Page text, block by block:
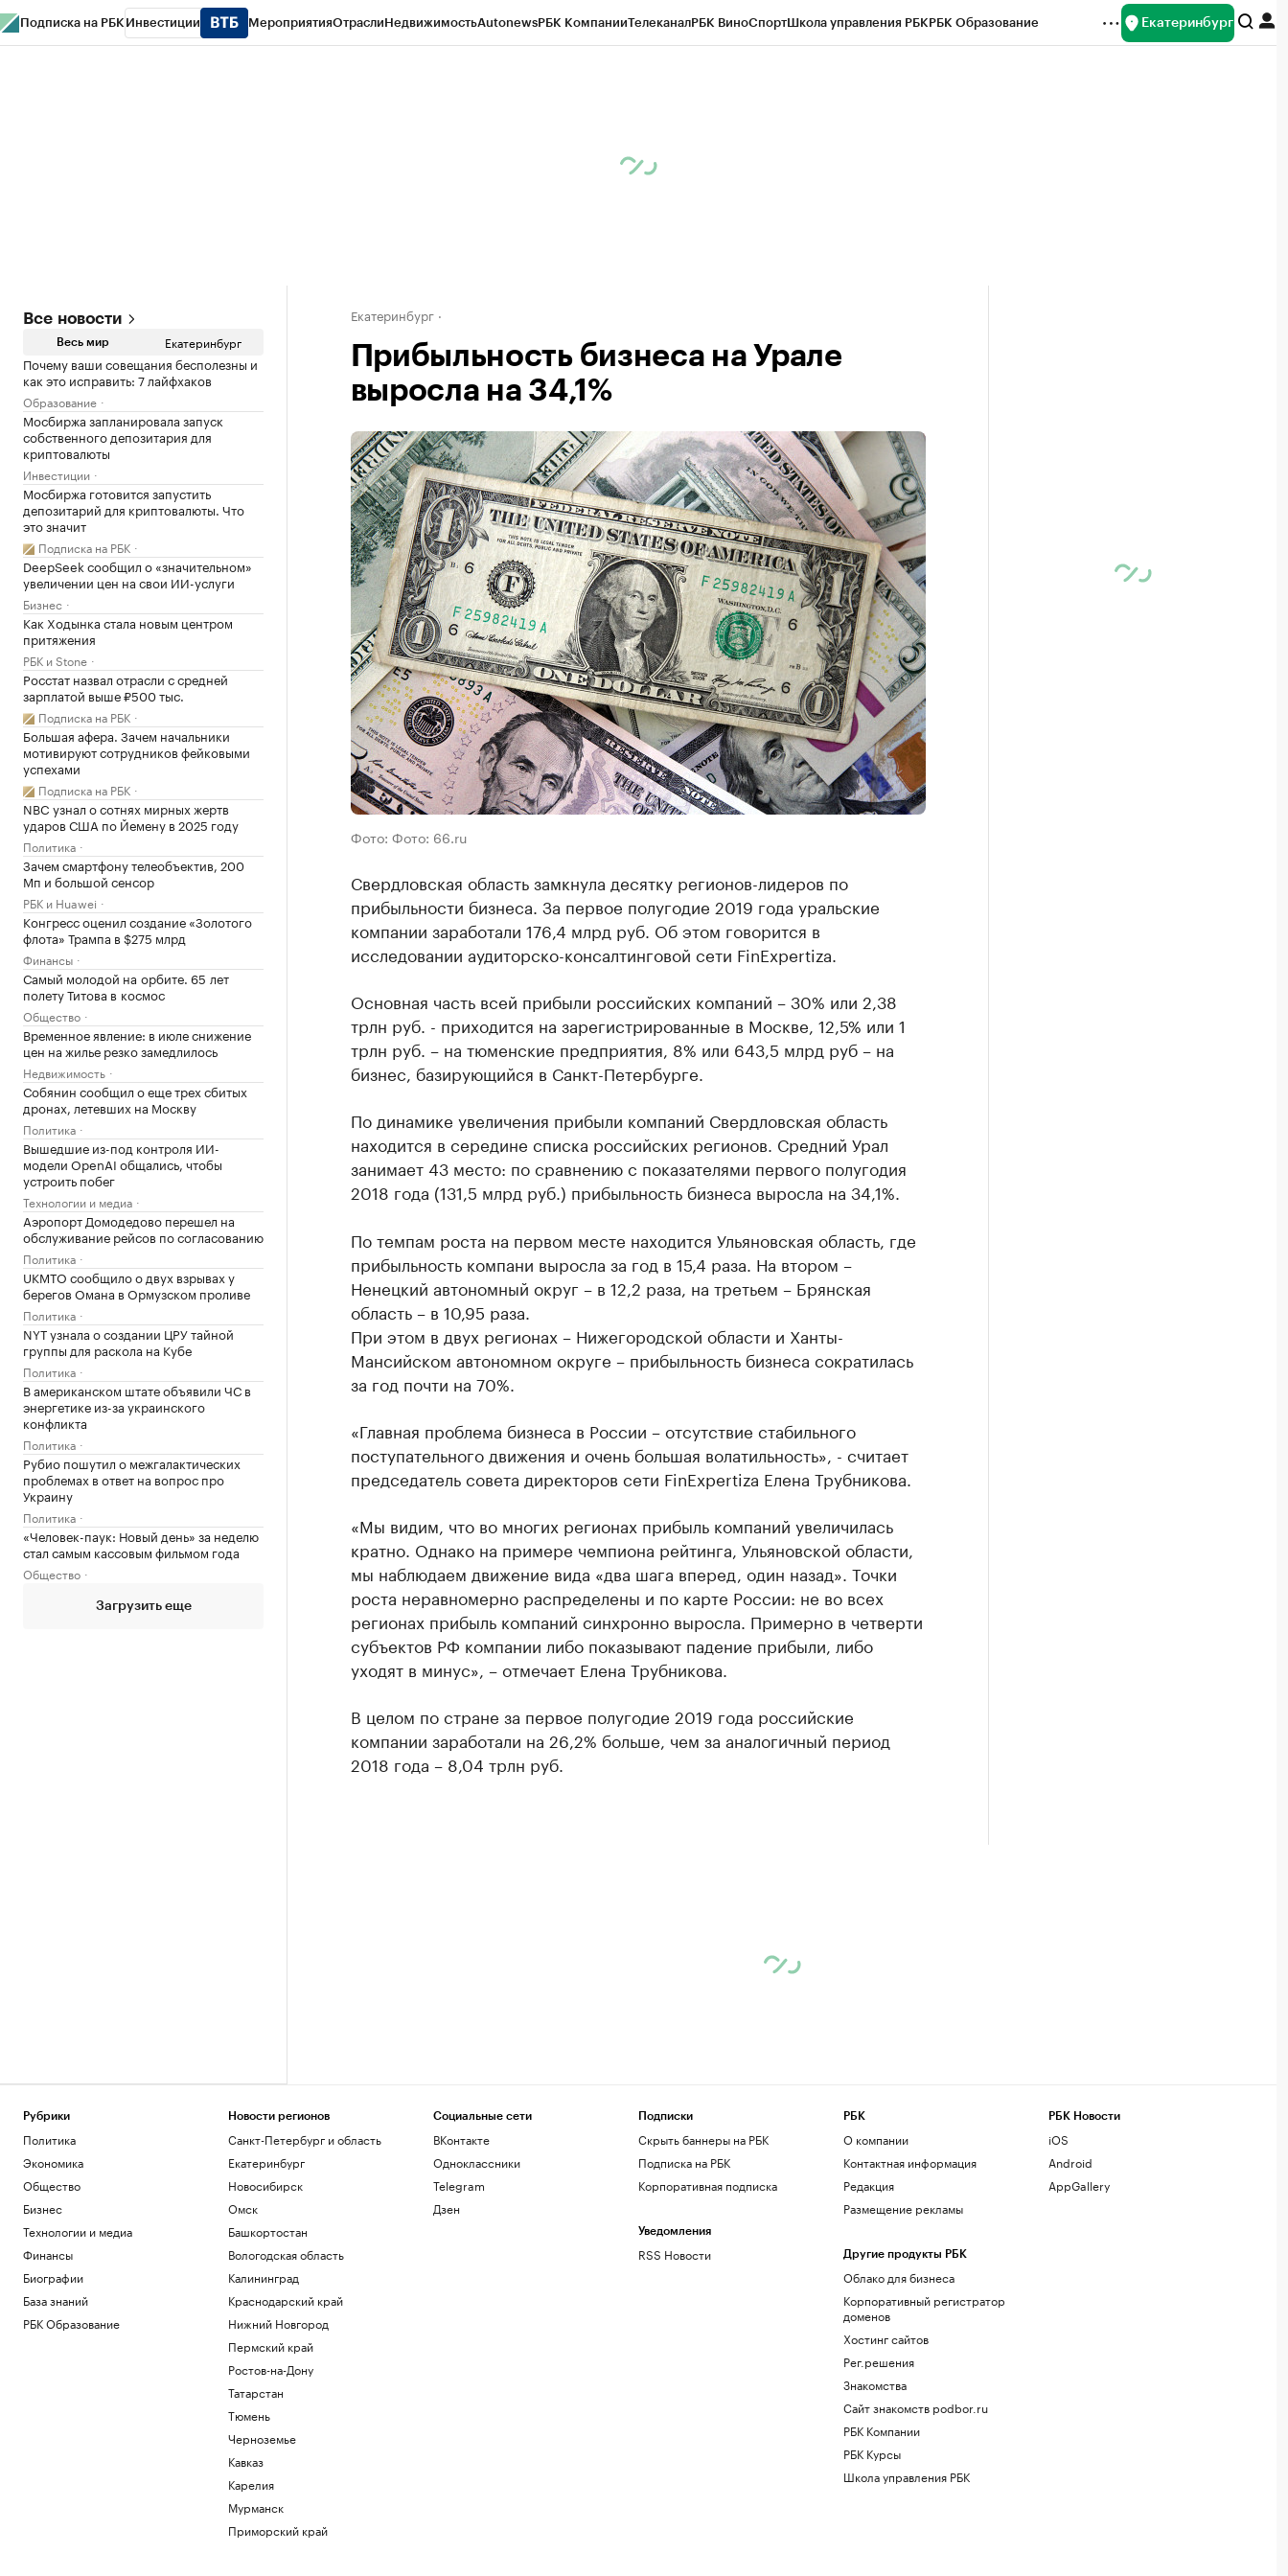
Подписка на РБК Инвестиции МероприятияОтраслиНедвижимостьAutonewsРБК КомпанииТелеканалРБК ВиноСпортШкола управления РБКРБК Образование Екатеринбург
Все новости
Весь мир Екатеринбург
Почему ваши совещания бесполезны и
как это исправить: 7 лайфхаков
Образование
Мосбиржа запланировала запуск
собственного депозитария для
криптовалюты
Инвестиции
Мосбиржа готовится запустить
депозитарий для криптовалюты. Что
это значит
Подписка на РБК
DeepSeek сообщил о «значительном»
увеличении цен на свои ИИ-услуги
Бизнес
Как Ходынка стала новым центром
притяжения
РБК и Stone
Росстат назвал отрасли с средней
зарплатой выше ₽500 тыс.
Подписка на РБК
Большая афера. Зачем начальники
мотивируют сотрудников фейковыми
успехами
Подписка на РБК
NBC узнал о сотнях мирных жертв
ударов США по Йемену в 2025 году
Политика
Зачем смартфону телеобъектив, 200
Мп и большой сенсор
РБК и Huawei
Конгресс оценил создание «Золотого
флота» Трампа в $275 млрд
Финансы
Самый молодой на орбите. 65 лет
полету Титова в космос
Общество
Временное явление: в июле снижение
цен на жилье резко замедлилось
Недвижимость
Собянин сообщил о еще трех сбитых
дронах, летевших на Москву
Политика
Вышедшие из-под контроля ИИ-
модели OpenAI общались, чтобы
устроить побег
Технологии и медиа
Аэропорт Домодедово перешел на
обслуживание рейсов по согласованию
Политика
UKMTO сообщило о двух взрывах у
берегов Омана в Ормузском проливе
Политика
NYT узнала о создании ЦРУ тайной
группы для раскола на Кубе
Политика
В американском штате объявили ЧС в
энергетике из-за украинского
конфликта
Политика
Рубио пошутил о межгалактических
проблемах в ответ на вопрос про
Украину
Политика
«Человек-паук: Новый день» за неделю
стал самым кассовым фильмом года
Общество
Загрузить еще
Екатеринбург
Прибыльность бизнеса на Урале
выросла на 34,1%
Фото: Фото: 66.ru
Свердловская область замкнула десятку регионов-лидеров по
прибыльности бизнеса. За первое полугодие 2019 года уральские
компании заработали 176,4 млрд руб. Об этом говорится в
исследовании аудиторско-консалтинговой сети FinExpertiza.
Основная часть всей прибыли российских компаний – 30% или 2,38
трлн руб. - приходится на зарегистрированные в Москве, 12,5% или 1
трлн руб. – на тюменские предприятия, 8% или 643,5 млрд руб – на
бизнес, базирующийся в Санкт-Петербурге.
По динамике увеличения прибыли компаний Свердловская область
находится в середине списка российских регионов. Средний Урал
занимает 43 место: по сравнению с показателями первого полугодия
2018 года (131,5 млрд руб.) прибыльность бизнеса выросла на 34,1%.
По темпам роста на первом месте находится Ульяновская область, где
прибыльность компани выросла за год в 15,4 раза. На втором –
Ненецкий автономный округ – в 12,2 раза, на третьем – Брянская
область – в 10,95 раза.
При этом в двух регионах – Нижегородской области и Ханты-
Мансийском автономном округе – прибыльность бизнеса сократилась
за год почти на 70%.
«Главная проблема бизнеса в России – отсутствие стабильного
поступательного движения и очень большая волатильность», - считает
председатель совета директоров сети FinExpertiza Елена Трубникова.
«Мы видим, что во многих регионах прибыль компаний увеличилась
кратно. Однако на примере чемпиона рейтинга, Ульяновской области,
мы наблюдаем движение вида «два шага вперед, один назад». Точки
роста неравномерно распределены и по карте России: не во всех
регионах прибыль компаний синхронно выросла. Примерно в четверти
субъектов РФ компании либо показывают падение прибыли, либо
уходят в минус», – отмечает Елена Трубникова.
В целом по стране за первое полугодие 2019 года российские
компании заработали на 26,2% больше, чем за аналогичный период
2018 года – 8,04 трлн руб.
Рубрики
Политика
Экономика
Общество
Бизнес
Технологии и медиа
Финансы
Биографии
База знаний
РБК Образование
Новости регионов
Санкт-Петербург и область
Екатеринбург
Новосибирск
Омск
Башкортостан
Вологодская область
Калининград
Краснодарский край
Нижний Новгород
Пермский край
Ростов-на-Дону
Татарстан
Тюмень
Черноземье
Кавказ
Карелия
Мурманск
Приморский край
Социальные сети
ВКонтакте
Одноклассники
Telegram
Дзен
Подписки
Скрыть баннеры на РБК
Подписка на РБК
Корпоративная подписка
Уведомления
RSS Новости
РБК
О компании
Контактная информация
Редакция
Размещение рекламы
Другие продукты РБК
Облако для бизнеса
Корпоративный регистратор
доменов
Хостинг сайтов
Рег.решения
Знакомства
Сайт знакомств podbor.ru
РБК Компании
РБК Курсы
Школа управления РБК
РБК Новости
iOS
Android
AppGallery